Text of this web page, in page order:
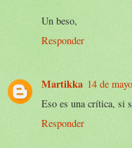
Un beso,
Responder
Martikka 14 de
Eso es una crítica, si
Responder